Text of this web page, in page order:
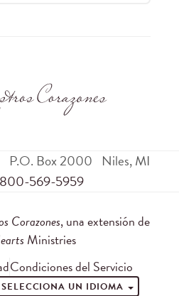
P.O. Box 2000 Niles,MI
569-5959
Corazones, una extensión de
Ministries
Condiciones del Servicio
SELECCIONA UN IDIOMA